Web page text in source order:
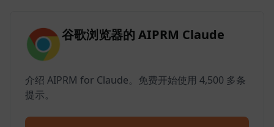
谷歌浏览器的 AIPRM Claude
介绍 AIPRM for Claude。免费开始使用 4,500 多条
提示。